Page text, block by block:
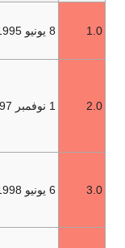
20 أكتوبر 2000 [2]